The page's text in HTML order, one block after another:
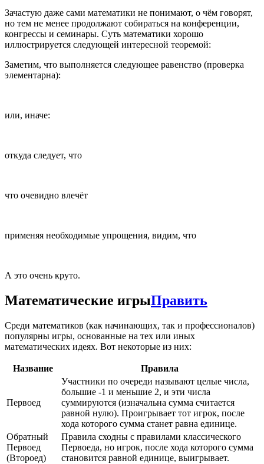
Зачастую даже сами математики не понимают, о чём говорят,
но тем не менее продолжают собираться на конференции,
конгрессы и семинары. Суть математики хорошо
иллюстрируется следующей интересной теоремой:
Заметим, что выполняется следующее равенство (проверка
элементарна):
или, иначе:
откуда следует, что
что очевидно влечёт
применяя необходимые упрощения, видим, что
А это очень круто.
Математические игрыПравить
Среди математиков (как начинающих, так и профессионалов)
популярны игры, основанные на тех или иных
математических идеях. Вот некоторые из них:
Название Правила
Первоед
Участники по очереди называют целые числа,
большие -1 и меньшие 2, и эти числа
суммируются (изначальна сумма считается
равной нулю). Проигрывает тот игрок, после
хода которого сумма станет равна единице.
Обратный
Первоед
(Второед)
Правила сходны с правилами классического
Первоеда, но игрок, после хода которого сумма
становится равной единице, выигрывает.